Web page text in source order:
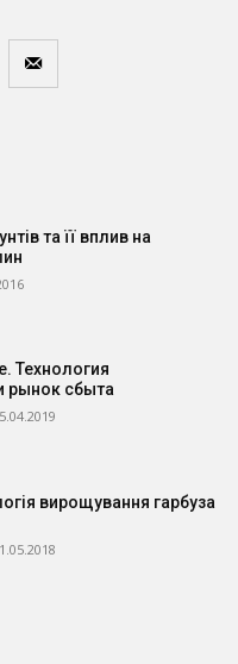
та її вплив на
Технология
рынок сбыта
вирощування гарбуза